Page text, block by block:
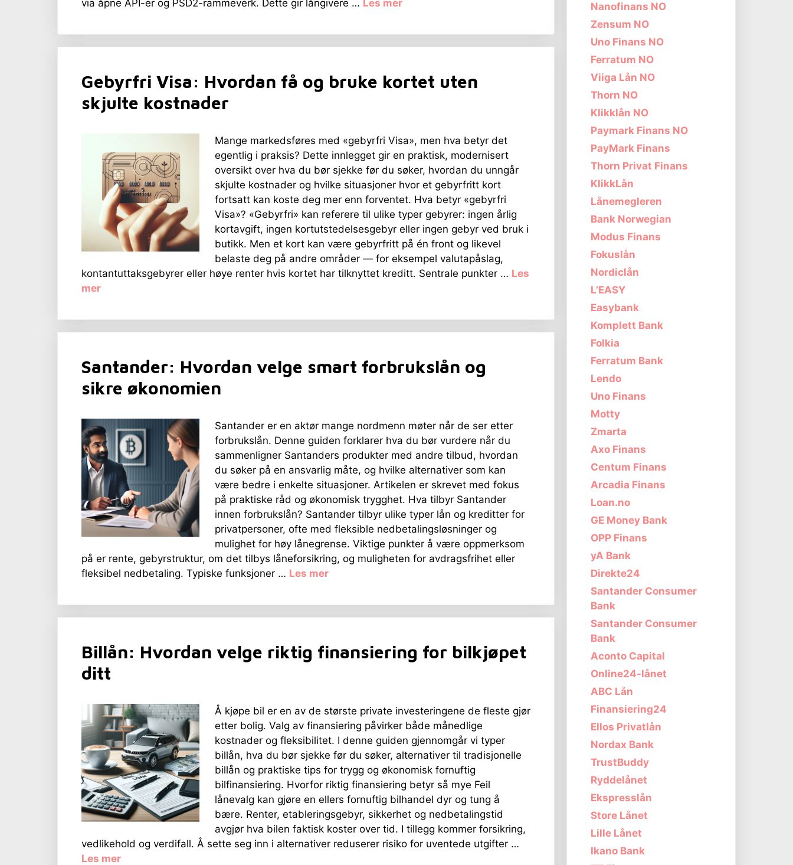
via åpne API-er og PSD2-rammeverk. Dette gir långivere … Les mer
Gebyrfri Visa: Hvordan få og bruke kortet uten
skjulte kostnader
Mange markedsføres med «gebyrfri Visa», men hva betyr det
egentlig i praksis? Dette innlegget gir en praktisk, modernisert
oversikt over hva du bør sjekke før du søker, hvordan du unngår
skjulte kostnader og hvilke situasjoner hvor et gebyrfritt kort
fortsatt kan koste deg mer enn forventet. Hva betyr «gebyrfri
Visa»? «Gebyrfri» kan referere til ulike typer gebyrer: ingen årlig
kortavgift, ingen kortutstedelsesgebyr eller ingen gebyr ved bruk i
butikk. Men et kort kan være gebyrfritt på én front og likevel
belaste deg på andre områder — for eksempel valutapåslag,
kontantuttaksgebyrer eller høye renter hvis kortet har tilknyttet kreditt. Sentrale punkter … Les
mer
Santander: Hvordan velge smart forbrukslån og
sikre økonomien
Santander er en aktør mange nordmenn møter når de ser etter
forbrukslån. Denne guiden forklarer hva du bør vurdere når du
sammenligner Santanders produkter med andre tilbud, hvordan
du søker på en ansvarlig måte, og hvilke alternativer som kan
være bedre i enkelte situasjoner. Artikelen er skrevet med fokus
på praktiske råd og økonomisk trygghet. Hva tilbyr Santander
innen forbrukslån? Santander tilbyr ulike typer lån og kreditter for
privatpersoner, ofte med fleksible nedbetalingsløsninger og
mulighet for høy lånegrense. Viktige punkter å være oppmerksom
på er rente, gebyrstruktur, om det tilbys låneforsikring, og muligheten for avdragsfrihet eller
fleksibel nedbetaling. Typiske funksjoner … Les mer
Billån: Hvordan velge riktig finansiering for bilkjøpet
ditt
Å kjøpe bil er en av de største private investeringene de fleste gjør
etter bolig. Valg av finansiering påvirker både månedlige
kostnader og fleksibilitet. I denne guiden gjennomgår vi typer
billån, hva du bør sjekke før du søker, alternativer til tradisjonelle
billån og praktiske tips for trygg og økonomisk fornuftig
bilfinansiering. Hvorfor riktig finansiering betyr så mye Feil
lånevalg kan gjøre en ellers fornuftig bilhandel dyr og tung å
bære. Renter, etableringsgebyr, sikkerhet og nedbetalingstid
avgjør hva bilen faktisk koster over tid. I tillegg kommer forsikring,
vedlikehold og verdifall. Å sette seg inn i alternativer reduserer risiko for uventede utgifter …
Les mer
Nanofinans NO
Zensum NO
Uno Finans NO
Ferratum NO
Viiga Lån NO
Thorn NO
Klikklån NO
Paymark Finans NO
PayMark Finans
Thorn Privat Finans
KlikkLån
Lånemegleren
Bank Norwegian
Modus Finans
Fokuslån
Nordiclån
L’EASY
Easybank
Komplett Bank
Folkia
Ferratum Bank
Lendo
Uno Finans
Motty
Zmarta
Axo Finans
Centum Finans
Arcadia Finans
Loan.no
GE Money Bank
OPP Finans
yA Bank
Direkte24
Santander Consumer
Bank
Santander Consumer
Bank
Aconto Capital
Online24-lånet
ABC Lån
Finansiering24
Ellos Privatlån
Nordax Bank
TrustBuddy
Ryddelånet
Ekspresslån
Store Lånet
Lille Lånet
Ikano Bank